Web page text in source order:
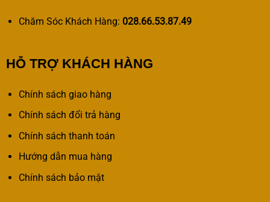
Chăm Sóc Khách Hàng: 028.66.53.87.49
HỖ TRỢ KHÁCH HÀNG
Chính sách giao hàng
Chính sách đổi trả hàng
Chính sách thanh toán
Hướng dẫn mua hàng
Chính sách bảo mật